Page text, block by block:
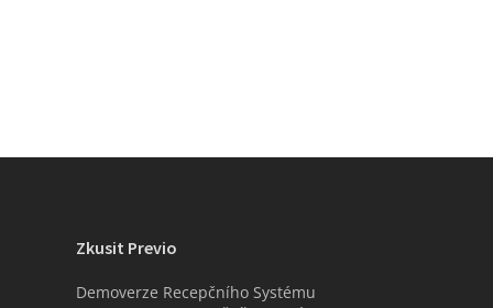
Zkusit Previo
Demoverze Recepčního Systému